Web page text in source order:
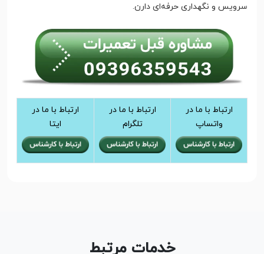
سرویس و نگهداری حرفه‌ای دارن.
ارتباط با ما در
واتساپ
ارتباط با ما در
تلگرام
ارتباط با ما در
ایتا
خدمات مرتبط